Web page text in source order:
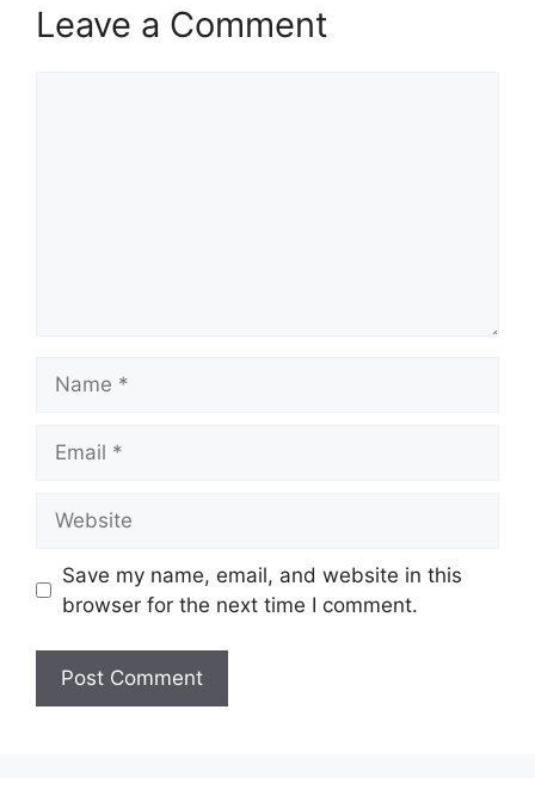
Leave a Comment
Save my name, email, and website in this
browser for the next time I comment.